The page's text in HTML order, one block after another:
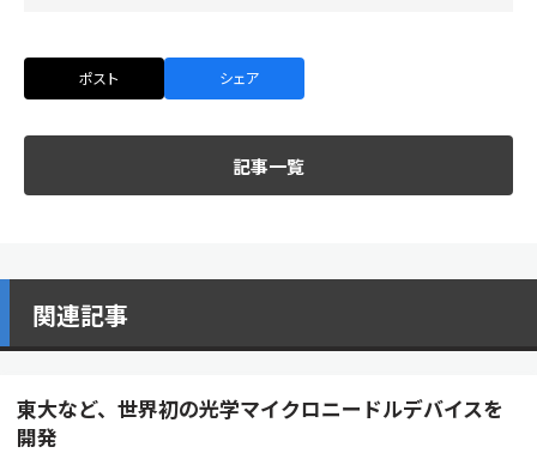
ポスト シェア
記事一覧
関連記事
東大など、世界初の光学マイクロニードルデバイスを
開発